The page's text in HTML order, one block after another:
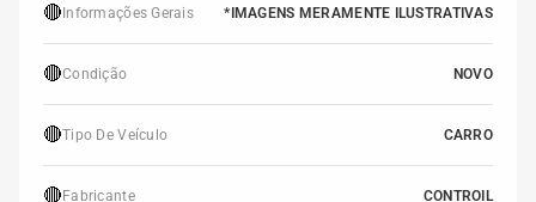
🔴 Informações Gerais *IMAGENS MERAMENTE ILUSTRATIVAS
🔴Condição NOVO
🔴Tipo De Veículo CARRO
🔴 Fabricante CONTROIL